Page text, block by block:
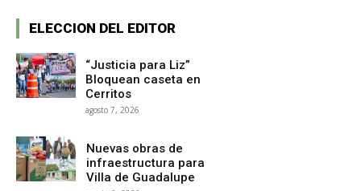
ELECCION DEL EDITOR
“Justicia para Liz”
Bloquean caseta en
Cerritos
agosto 7, 2026
Nuevas obras de
infraestructura para
Villa de Guadalupe